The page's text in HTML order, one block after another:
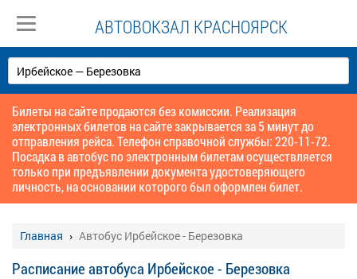
АВТОВОКЗАЛ КРАСНОЯРСК
Билеты на сайте продаются без комиссии. Реализация
электронных билетов на сайте закрывается за 5 минут до
отправления рейса. Телефон справочной службы: 220-11-72.
Посадка в автобус по электронным билетам осуществляется
только при предъявлении документа удостоверяющего
личность, на основании которого был оформлен билет.
Главная Автобус Ирбейское - Березовка
Расписание автобуса Ирбейское - Березовка